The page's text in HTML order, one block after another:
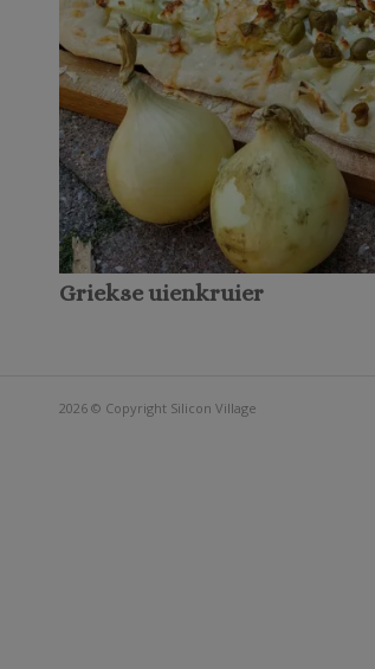
Griekse uienkruier
2026 © Copyright Silicon Village